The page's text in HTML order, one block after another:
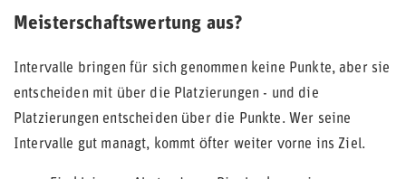
Meisterschaftswertung aus?
Intervalle bringen für sich genommen keine Punkte, aber sie
entscheiden mit über die Platzierungen - und die
Platzierungen entscheiden über die Punkte. Wer seine
Intervalle gut managt, kommt öfter weiter vorne ins Ziel.